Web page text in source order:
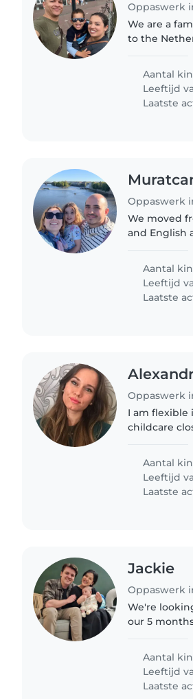
Oppaswerk
We are a
to the
Thursdays
Aantal
Leeftijd
Laatste
Oppaswerk
We moved
and English
started
Aantal
Leeftijd
Laatste
Oppaswerk
I am flexible
childcare
need them
Aantal
Leeftijd
Laatste
Jackie
Oppaswerk
We're
our 5
their
Aantal
Leeftijd
Laatste